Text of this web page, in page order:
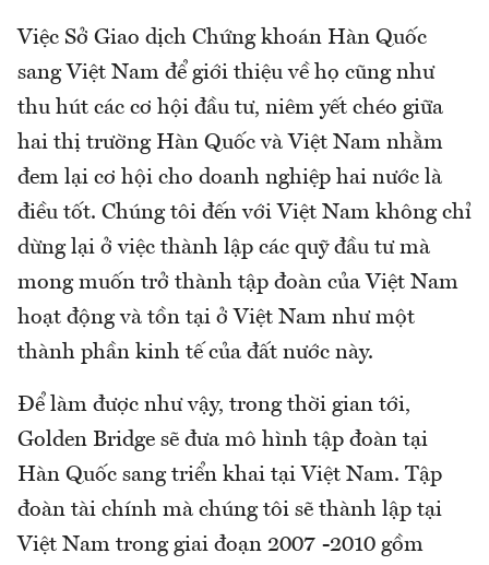
Việc Sở Giao dịch Chứng khoán Hàn Quốc
sang Việt Nam để giới thiệu về họ cũng như
thu hút các cơ hội đầu tư, niêm yết chéo giữa
hai thị trường Hàn Quốc và Việt Nam nhằm
đem lại cơ hội cho doanh nghiệp hai nước là
điều tốt. Chúng tôi đến với Việt Nam không chỉ
dừng lại ở việc thành lập các quỹ đầu tư mà
mong muốn trở thành tập đoàn của Việt Nam
hoạt động và tồn tại ở Việt Nam như một
thành phần kinh tế của đất nước này.
Để làm được như vậy, trong thời gian tới,
Golden Bridge sẽ đưa mô hình tập đoàn tại
Hàn Quốc sang triển khai tại Việt Nam. Tập
đoàn tài chính mà chúng tôi sẽ thành lập tại
Việt Nam trong giai đoạn 2007 -2010 gồm